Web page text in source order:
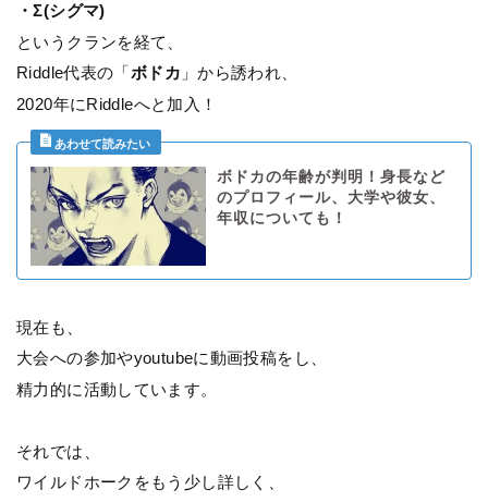
・Σ(シグマ)
というクランを経て、
Riddle代表の「ボドカ 」から誘われ、
2020年にRiddleへと加入！
ボドカの年齢が判明！身長など
のプロフィール、大学や彼女、
年収についても！
現在も、
大会への参加やyoutubeに動画投稿をし、
精力的に活動しています。
それでは、
ワイルドホークをもう少し詳しく、